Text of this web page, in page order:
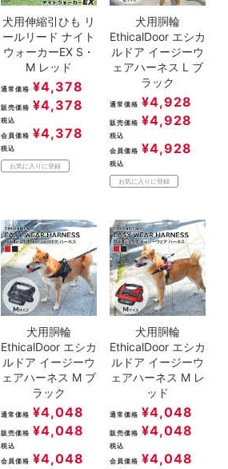
犬用伸縮引ひも リ
ールリード ナイト
ウォーカーEX S・
M レッド
通常価格 ¥4,378
販売価格 ¥4,378
税込
会員価格 ¥4,378
税込
お気に入りに登録
犬用胴輪
EthicalDoor エシカ
ルドア イージーウ
ェアハーネス L ブ
ラック
通常価格 ¥4,928
販売価格 ¥4,928
税込
会員価格 ¥4,928
税込
お気に入りに登録
犬用胴輪
EthicalDoor エシカ
ルドア イージーウ
ェアハーネス M ブ
ラック
通常価格 ¥4,048
販売価格 ¥4,048
税込
会員価格 ¥4,048
犬用胴輪
EthicalDoor エシカ
ルドア イージーウ
ェアハーネス M レ
ッド
通常価格 ¥4,048
販売価格 ¥4,048
税込
会員価格 ¥4,048